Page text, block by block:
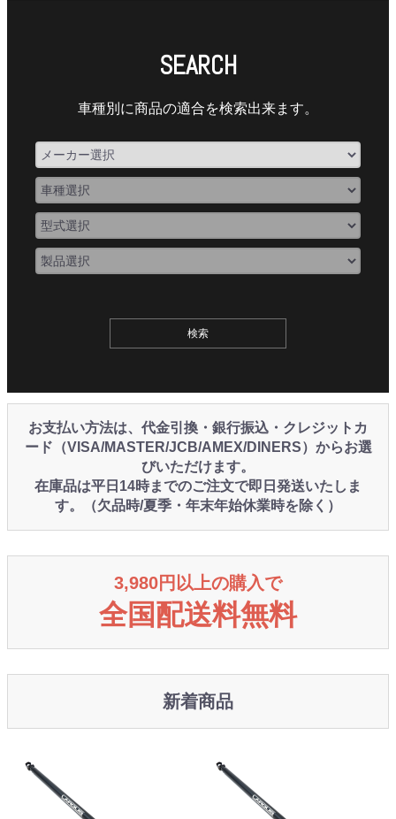
SEARCH
車種別に商品の適合を検索出来ます。
お支払い方法は、代金引換・銀行振込・クレジットカ
ード（VISA/MASTER/JCB/AMEX/DINERS）からお選
びいただけます。
在庫品は平日14時までのご注文で即日発送いたしま
す。（欠品時/夏季・年末年始休業時を除く）
3,980円以上の購入で
全国配送料無料
新着商品